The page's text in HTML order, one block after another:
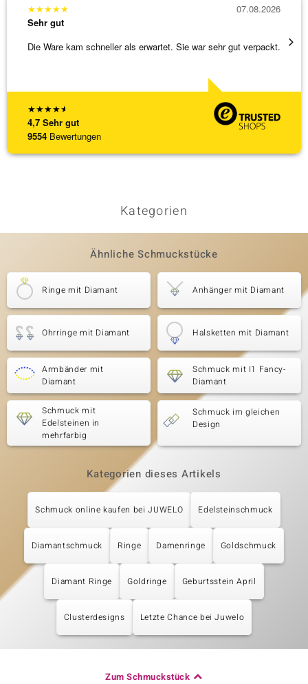
★★★★★
4,7 Sehr gut
9554 Bewertungen
★★★★★
Sehr gut
Die Ware kam schneller als erwartet. Sie war sehr gut verpackt.
07.08.2026
Kategorien
Ähnliche Schmuckstücke
Ringe mit Diamant Anhänger mit Diamant
Ohrringe mit Diamant Halsketten mit Diamant
Armbänder mit
Diamant
Schmuck mit I1 Fancy-
Diamant
Schmuck mit
Edelsteinen in
mehrfarbig
Schmuck im gleichen
Design
Kategorien dieses Artikels
Schmuck online kaufen bei JUWELO Edelsteinschmuck
Diamantschmuck Ringe Damenringe Goldschmuck
Diamant Ringe Goldringe Geburtsstein April
Clusterdesigns Letzte Chance bei Juwelo
Zum Schmuckstück